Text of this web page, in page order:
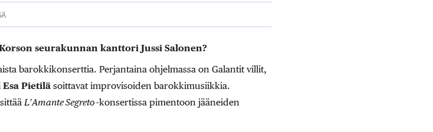
seurakunnan kanttori Jussi Salonen?
barokkikonserttia. Perjantaina ohjelmassa on Galantit villit,
Esa Pietiläsoittavat improvisoiden barokkimusiikkia.
L′Amante Segreto-konsertissa pimentoon jääneiden